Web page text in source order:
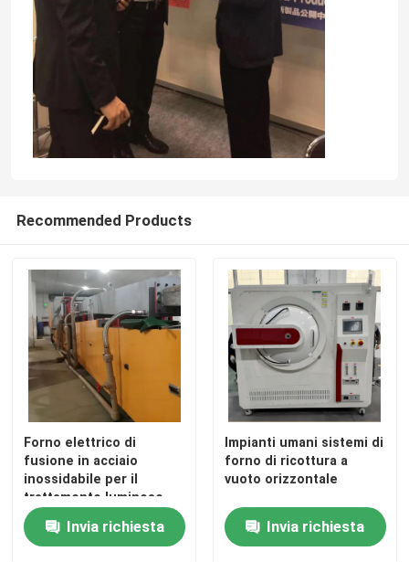
Recommended Products
Forno elettrico di
fusione in acciaio
inossidabile per il
trattamento luminoso
superficiale
Invia richiesta
Impianti umani sistemi di
forno di ricottura a
vuoto orizzontale
Invia richiesta